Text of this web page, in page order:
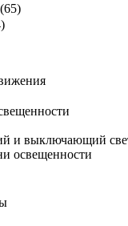
65)
)
и выключающий
освещенности